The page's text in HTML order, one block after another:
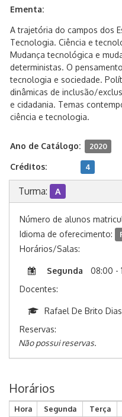
Ementa:
A trajetória do campos dos
Tecnologia. Ciência e
Mudança tecnológica e
deterministas. O
tecnologia e sociedade.
dinâmicas de inclusão/
e cidadania. Temas
ciência e tecnologia.
Ano de Catálogo: 2020
Créditos: 4
Turma: A
Número de alunos
Idioma de oferecimento:
Horários/Salas:
Segunda 08:00 -
Docentes:
Rafael De Brito Dias
Reservas:
Não possui reservas.
Horários
Hora Segunda Terça